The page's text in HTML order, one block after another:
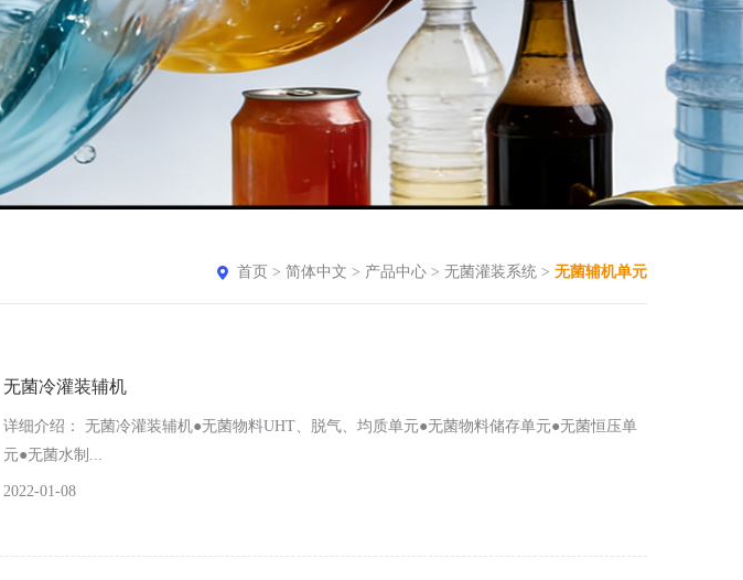
首页 > 简体中文 > 产品中心 > 无菌灌装系统 > 无菌辅机单元
无菌冷灌装辅机
详细介绍： 无菌冷灌装辅机●无菌物料UHT、脱气、均质单元●无菌物料储存单元●无菌恒压单
元●无菌水制...
2022-01-08